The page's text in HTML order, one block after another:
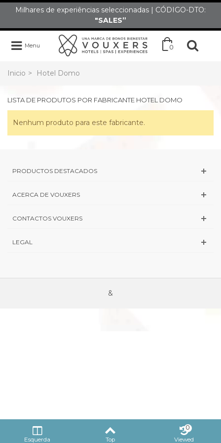
Milhares de experiências seleccionadas | CÓDIGO-DTO:
"SALES”
Menu 0
Inicio > Hotel Domo
LISTA DE PRODUTOS POR FABRICANTE HOTEL DOMO
Nenhum produto para este fabricante.
PRODUCTOS DESTACADOS
ACERCA DE VOUXERS
CONTACTOS VOUXERS
LEGAL
&
Esquerda Top Viewed
0